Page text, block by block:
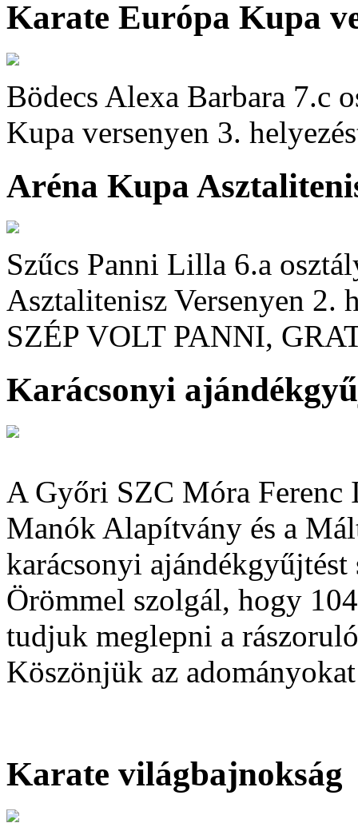
Karate Európa Kupa
Bödecs Alexa Barbara 7.c
Kupa versenyen 3.
Aréna Kupa
Szűcs Panni Lilla 6.a
Asztalitenisz Versenyen 2.
SZÉP VOLT PANNI,
Karácsonyi
A Győri SZC Móra Ferenc
Manók Alapítvány és a
karácsonyi ajándékgyűjtést
Örömmel szolgál, hogy
tudjuk meglepni a
Köszönjük az
Karate világbajnokság